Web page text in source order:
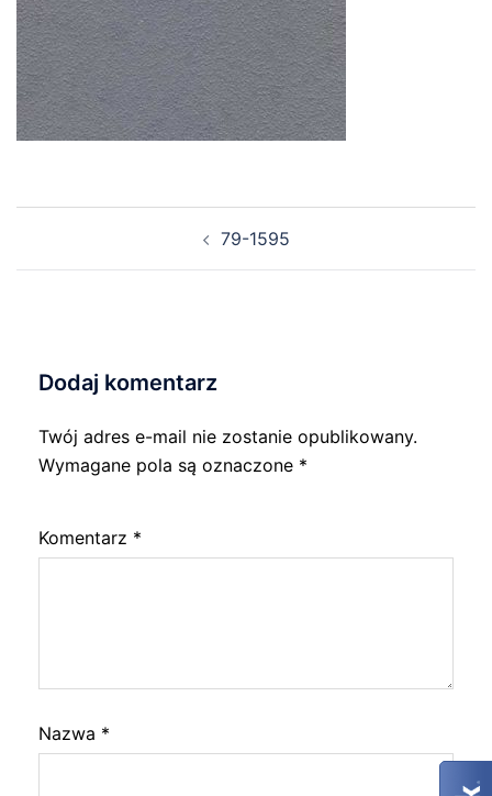
79-1595
Dodaj komentarz
Twój adres e-mail nie zostanie opublikowany.
Wymagane pola są oznaczone *
Komentarz *
Nazwa *